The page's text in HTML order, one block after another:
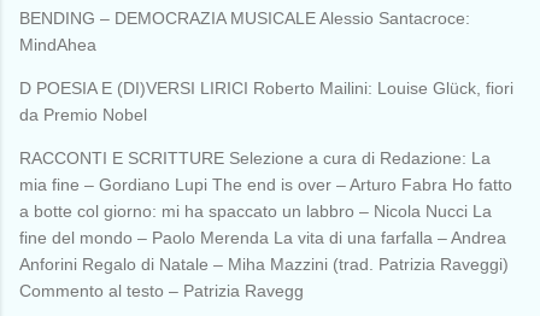
BENDING – DEMOCRAZIA MUSICALE Alessio Santacroce:
MindAhea
D POESIA E (DI)VERSI LIRICI Roberto Mailini: Louise Glück, fiori
da Premio Nobel
RACCONTI E SCRITTURE Selezione a cura di Redazione: La
mia fine – Gordiano Lupi The end is over – Arturo Fabra Ho fatto
a botte col giorno: mi ha spaccato un labbro – Nicola Nucci La
fine del mondo – Paolo Merenda La vita di una farfalla – Andrea
Anforini Regalo di Natale – Miha Mazzini (trad. Patrizia Raveggi)
Commento al testo – Patrizia Ravegg